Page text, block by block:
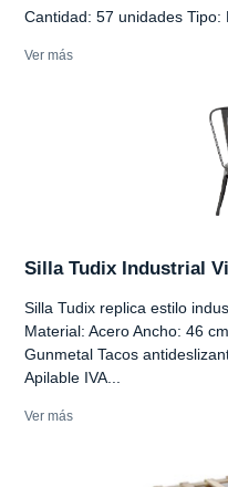
Cantidad: 57 unidades Tipo:
Ver más
Silla Tudix Industrial
Silla Tudix replica estilo
Material: Acero Ancho: 46
Gunmetal Tacos
Apilable IVA...
Ver más